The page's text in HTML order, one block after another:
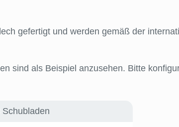
gefertigt und werden gemäß der
sind als Beispiel anzusehen. Bitte